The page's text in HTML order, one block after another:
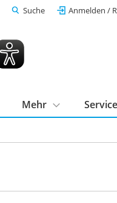
Suche Anmelden /
Mehr Service